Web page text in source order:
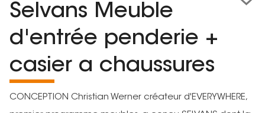
Selvans Meuble
d'entrée penderie +
casier a chaussures
CONCEPTION Christian Werner créateur d'EVERYWHERE,